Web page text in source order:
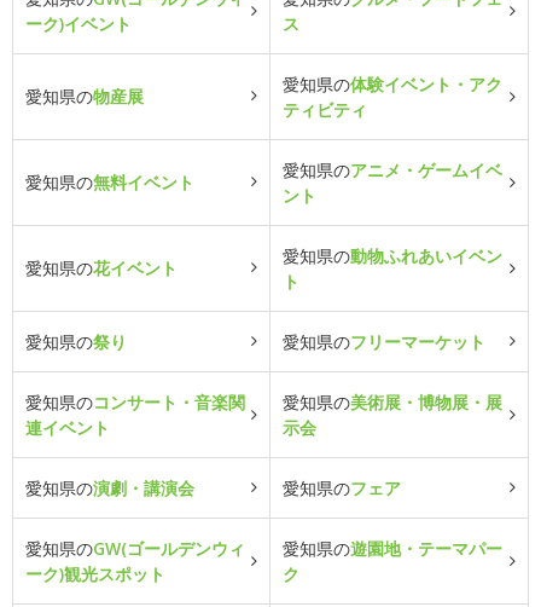
ーク)イベント
ス
愛知県の物産展
愛知県の体験イベント・アク
ティビティ
愛知県の無料イベント
愛知県のアニメ・ゲームイベ
ント
愛知県の花イベント
愛知県の動物ふれあいイベン
ト
愛知県の祭り 愛知県のフリーマーケット
愛知県のコンサート・音楽関
連イベント
愛知県の美術展・博物展・展
示会
愛知県の演劇・講演会 愛知県のフェア
愛知県のGW(ゴールデンウィ
ーク)観光スポット
愛知県の遊園地・テーマパー
ク